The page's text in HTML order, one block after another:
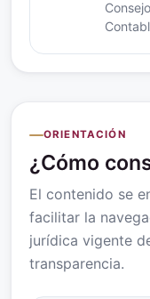
ORIENTACIÓN
¿Cómo
El contenido se
facilitar la
jurídica vigente
transparencia.